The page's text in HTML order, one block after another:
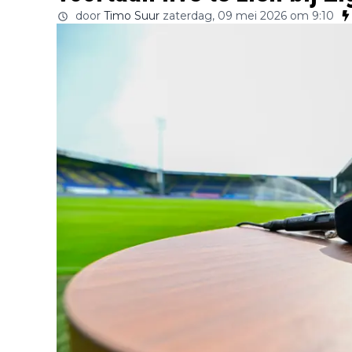
door Timo Suur zaterdag, 09 mei 2026 om 9:10